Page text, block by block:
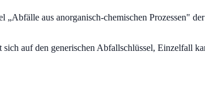
„Abfälle aus anorganisch-chemischen Prozessen"
auf den generischen Abfallschlüssel, Einzelfall